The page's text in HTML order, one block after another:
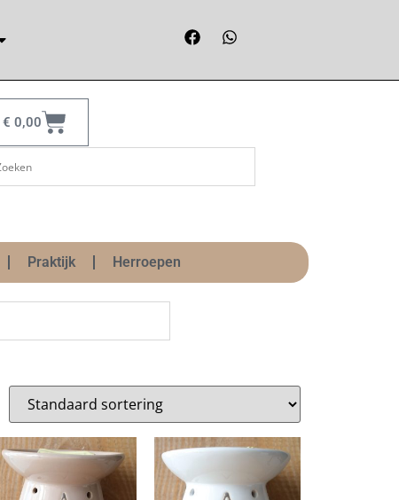
€ 0,00
Praktijk Herroepen